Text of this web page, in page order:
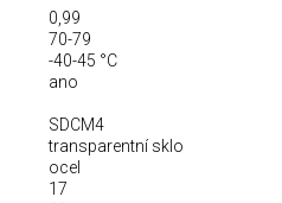
0,99
70-79
-40-45 °C
ano
SDCM4
transparentní sklo
ocel
17